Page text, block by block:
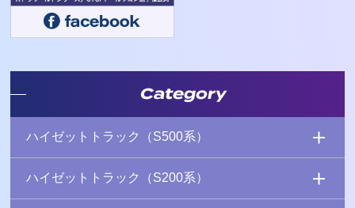
Category
ハイゼットトラック（S500系）
ハイゼットトラック（S200系）